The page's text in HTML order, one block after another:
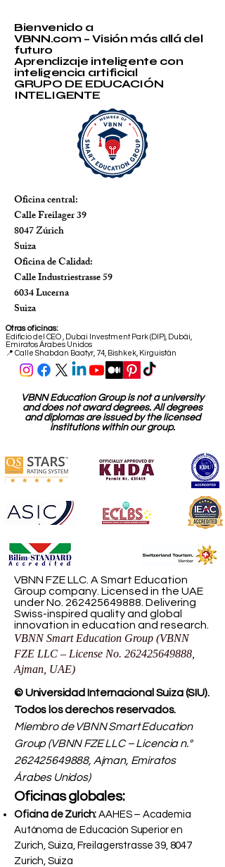
Bienvenido a
VBNN.com – Visión más allá del
futuro
Aprendizaje inteligente con
inteligencia artificial
GRUPO DE EDUCACIÓN
INTELIGENTE
Oficina central:
Calle Freilager 39
8047 Zúrich
Suiza
Oficina de Calidad:
Calle Industriestrasse 59
6034 Lucerna
Suiza
Otras oficinas:
Edificio del CEO
Dubai Investment Park (DIP), Dubái,
Emiratos Árabes Unidos
📍 Calle Shabdan Baatyr, 74, Bishkek, Kirguistán
VBNN Education Group is not a university
and does not award degrees. All degrees
and diplomas are issued by the licensed
institutions within our group.
VBNN FZE LLC. A Smart Education
Group company. Licensed in the UAE
under No. 262425649888 . Delivering
Swiss-inspired quality and global
innovation in education and research.
VBNN Smart Education Group (VBNN
FZE LLC – License No. 262425649888
Ajman, UAE)
© Universidad Internacional Suiza (SIU).
Todos los derechos reservados.
Miembro de VBNN Smart Education
Group (VBNN FZE LLC – Licencia n.°
262425649888, Ajman, Emiratos
Árabes Unidos)
Oficinas globales:
Oficina de Zurich: AAHES – Academia
Autónoma de Educación Superior en
Zurich, Suiza, Freilagerstrasse 39, 8047
Zurich, Suiza